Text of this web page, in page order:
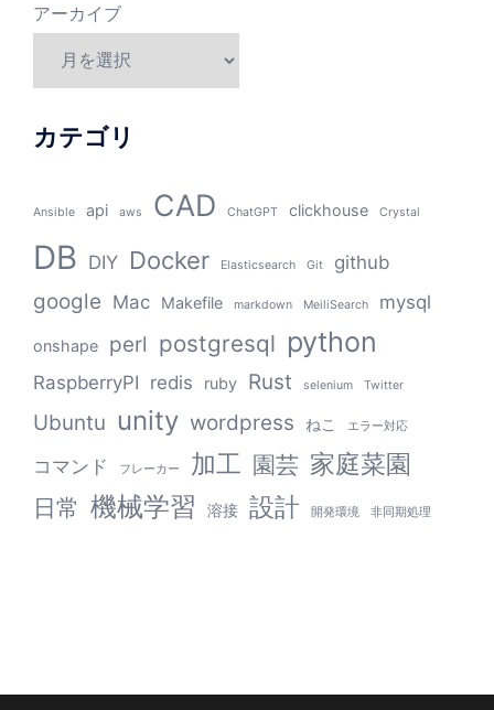
アーカイブ
カテゴリ
Ansible api aws CAD ChatGPT clickhouse Crystal
DB DIY Docker Elasticsearch Git github
google Mac Makefile markdown MeiliSearch mysql
onshape perl postgresql python
RaspberryPI redis ruby Rust selenium Twitter
Ubuntu unity wordpress ねこ エラー対応
コマンド フレーカー 加工 園芸 家庭菜園
日常 機械学習 溶接 設計 開発環境 非同期処理